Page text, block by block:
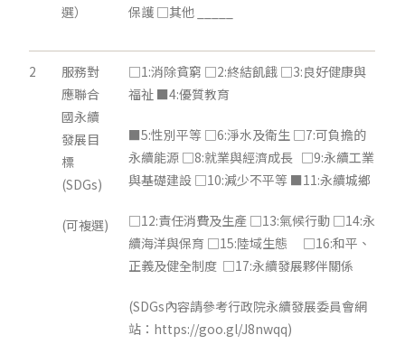
選）
保護 □其他 _____
2
服務對
應聯合
國永續
發展目
標
(SDGs)
(可複選)
□1:消除貧窮 □2:終結飢餓 □3:良好健康與
福祉 ■4:優質教育
■5:性別平等 □6:淨水及衛生 □7:可負擔的
永續能源 □8:就業與經濟成長 □9:永續工業
與基礎建設 □10:減少不平等 ■11:永續城鄉
□12:責任消費及生產 □13:氣候行動 □14:永
續海洋與保育 □15:陸域生態 □16:和平、
正義及健全制度 □17:永續發展夥伴關係
(SDGs內容請參考行政院永續發展委員會網
站：https://goo.gl/J8nwqq)